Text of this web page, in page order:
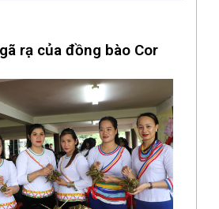
rạ của đồng bào Cor